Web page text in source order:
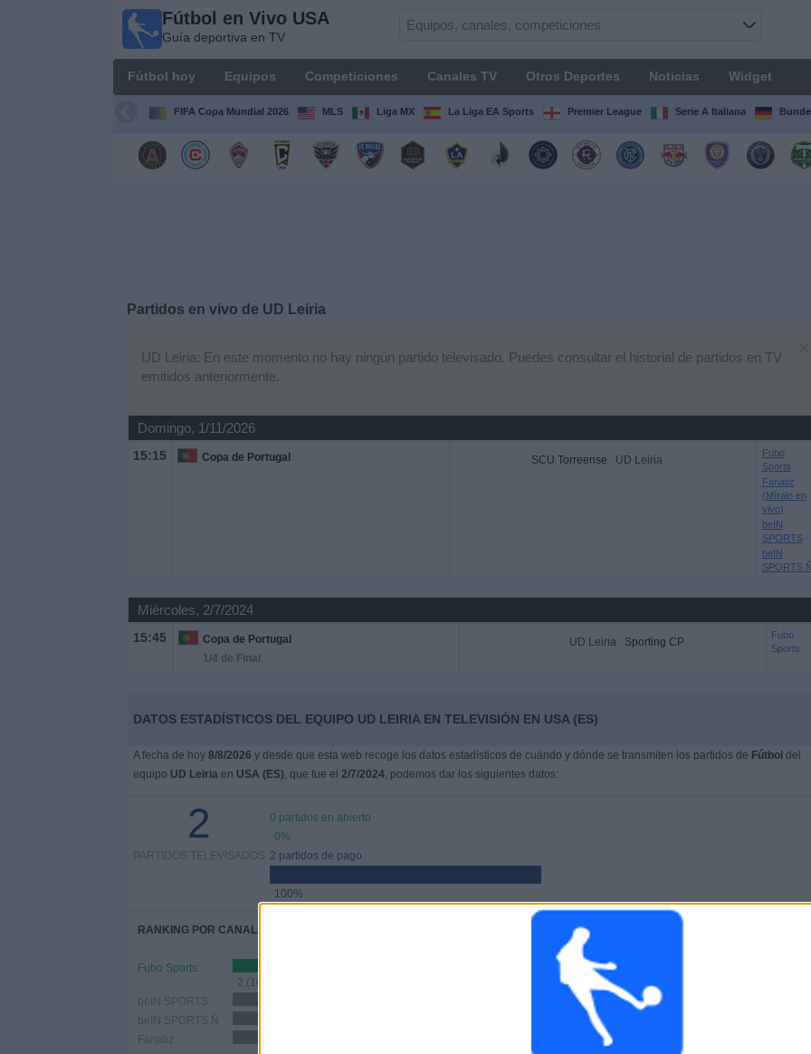
Fútbol en Vivo USA
Guía deportiva en TV
Fútbol hoy Equipos Competiciones Canales TV Otros Deportes Noticias Widget
FIFA Copa Mundial 2026 MLS Liga MX La Liga EA Sports Premier League Serie A Italiana
Partidos en vivo de UD Leiria
UD Leiria: En este momento no hay ningún partido televisado. Puedes consultar el historial de partidos en TV
emitidos anteriormente.
Domingo, 1/11/2026
15:15 Copa de Portugal SCU Torreense UD Leiria
Fubo
Sports
Fanatiz
(Míralo en
vivo)
beIN
SPORTS
beIN
SPORTS
Miércoles, 2/7/2024
15:45
Copa de Portugal
1/4 de Final
UD Leiria Sporting CP
Fubo
Sports
DATOS ESTADÍSTICOS DEL EQUIPO UD LEIRIA EN TELEVISIÓN EN USA (ES)
A fecha de hoy 8/8/2026 y desde que esta web recoge los datos estadísticos de cuándo y dónde se transmiten los partidos de Fútbol del
equipo UD Leiriaen USA (ES), que fue el 2/7/2024, podemos dar los siguientes datos:
2
PARTIDOS TELEVISADOS
0 partidos en abierto
0%
2 partidos de pago
100%
RANKING POR CANALES
Fubo Sports
2 (100%)
beIN SPORTS
beIN SPORTS Ñ
Fanatiz
912
SIN PARTIDO
PARTIDOS
2
CONSECUTIVOS
DE PAGO